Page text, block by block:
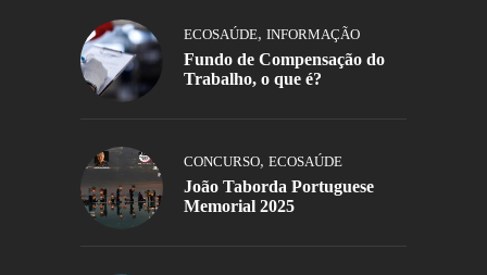
ECOSAÚDE, INFORMAÇÃO
Fundo de Compensação do
Trabalho, o que é?
CONCURSO, ECOSAÚDE
João Taborda Portuguese
Memorial 2025